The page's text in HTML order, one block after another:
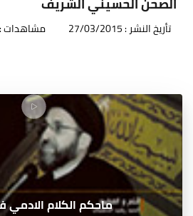
تأريخ النشر : 27/03/2015 مشاهدات : 1775
ماحكم الكلام الادمي